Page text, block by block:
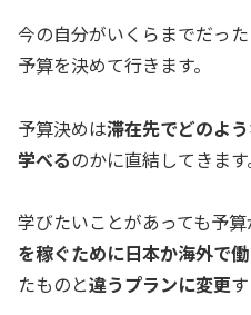
今の自分がいくらまでだっ
予算を決めて行きます。
予算決めは滞在先でどのよ
学べるのかに直結してきます
学びたいことがあっても予算
を稼ぐために日本か海外で働
たものと違うプランに変更